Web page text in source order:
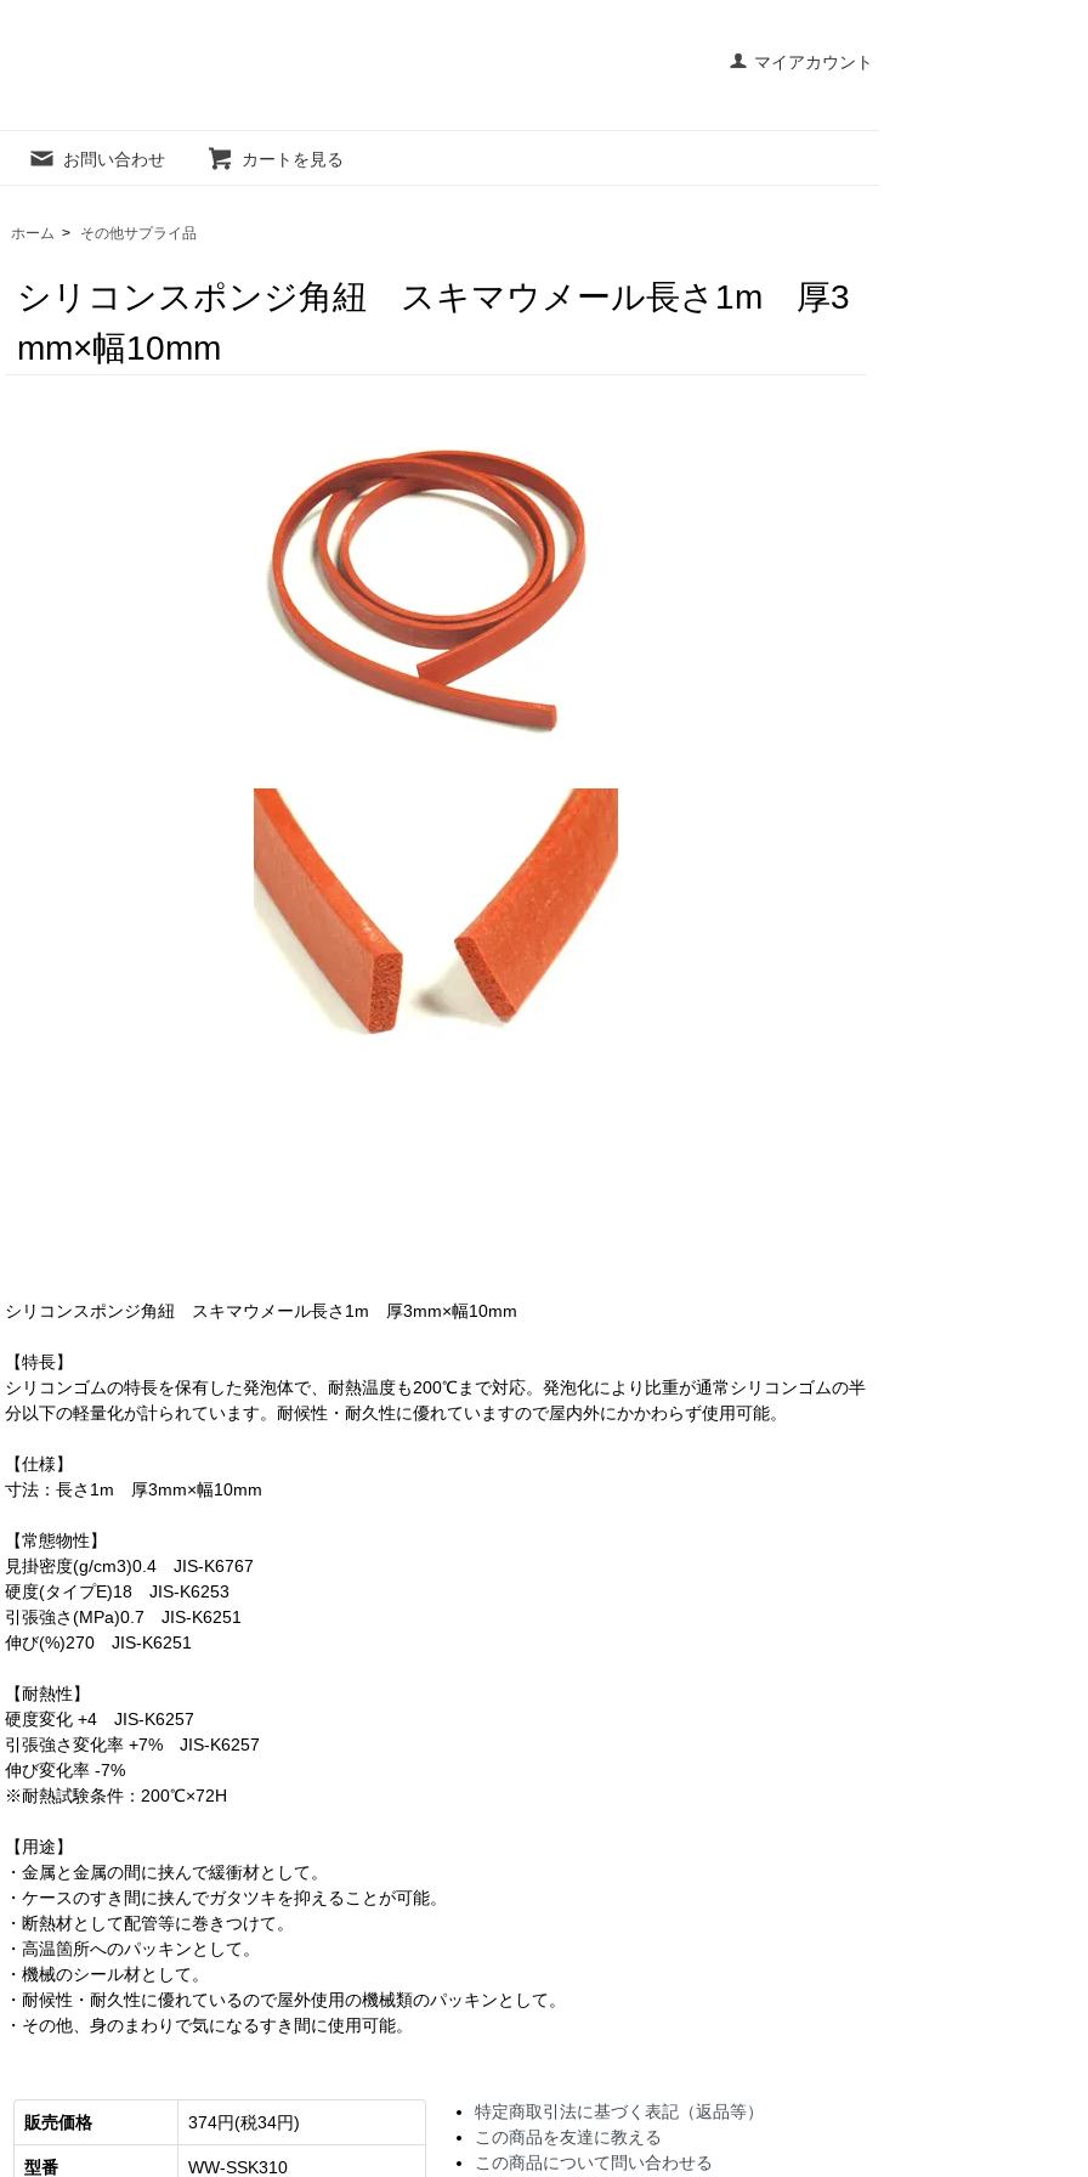
マイアカウント
お問い合わせ カートを見る
ホーム > その他サプライ品
シリコンスポンジ角紐 スキマウメール長さ1m 厚3
mm×幅10mm
シリコンスポンジ角紐 スキマウメール長さ1m 厚3mm×幅10mm
【特長】
シリコンゴムの特長を保有した発泡体で、耐熱温度も200℃まで対応。発泡化により比重が通常シリコンゴムの半
分以下の軽量化が計られています。耐候性・耐久性に優れていますので屋内外にかかわらず使用可能。
【仕様】
寸法：長さ1m 厚3mm×幅10mm
【常態物性】
見掛密度(g/cm3)0.4 JIS-K6767
硬度(タイプE)18 JIS-K6253
引張強さ(MPa)0.7 JIS-K6251
伸び(%)270 JIS-K6251
【耐熱性】
硬度変化 +4 JIS-K6257
引張強さ変化率 +7% JIS-K6257
伸び変化率 -7%
※耐熱試験条件：200℃×72H
【用途】
・金属と金属の間に挟んで緩衝材として。
・ケースのすき間に挟んでガタツキを抑えることが可能。
・断熱材として配管等に巻きつけて。
・高温箇所へのパッキンとして。
・機械のシール材として。
・耐候性・耐久性に優れているので屋外使用の機械類のパッキンとして。
・その他、身のまわりで気になるすき間に使用可能。
販売価格 374円(税34円)
型番 WW-SSK310
特定商取引法に基づく表記（返品等）
この商品を友達に教える
この商品について問い合わせる